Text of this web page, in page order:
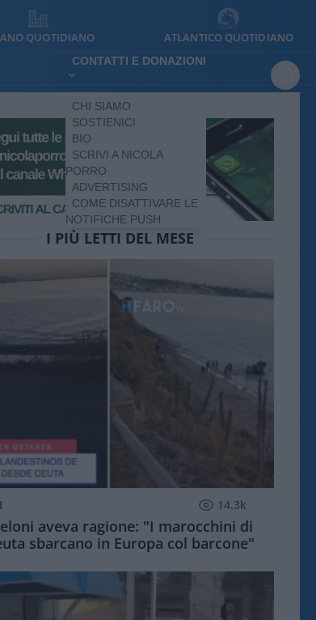
QUOTIDIANO ATLANTICO QUOTIDIANO
CONTATTI E DONAZIONI
CHI SIAMO
SOSTIENICI
BIO
SCRIVI A NICOLA
PORRO
ADVERTISING
COME DISATTIVARE LE
NOTIFICHE PUSH
I PIÙ LETTI DEL MESE
14.3k
aveva ragione: "I marocchini di
sbarcano in Europa col barcone"